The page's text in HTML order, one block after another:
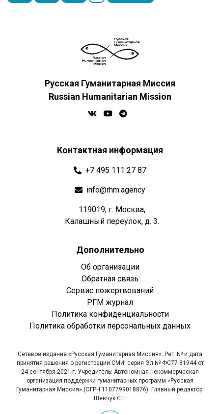
Русская Гуманитарная Миссия
Russian Humanitarian Mission
Контактная информация
+7 495 111 27 87
info@rhm.agency
119019, г. Москва,
Калашный переулок, д. 3.
Дополнительно
Об организации
Обратная связь
Сервис пожертвований
РГМ журнал
Политика конфиденциальности
Политика обработки персональных данных
Сетевое издание «Русская Гуманитарная Миссия». Рег. № и дата
принятия решения о регистрации СМИ: серия Эл № ФС77-81944 от
24 сентября 2021 г. Учредитель: Автономная некоммерческая
организация поддержки гуманитарных программ «Русская
Гуманитарная Миссия» (ОГРН 1107799018876). Главный редактор:
Шевчук С.Г.